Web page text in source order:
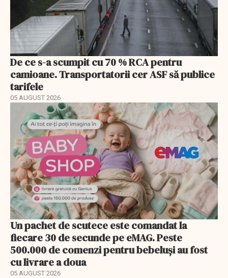
De ce s-a scumpit cu 70 % RCA pentru
camioane. Transportatorii cer ASF să publice
tarifele
05 AUGUST 2026
Un pachet de scutece este comandat la
fiecare 30 de secunde pe eMAG. Peste
500.000 de comenzi pentru bebeluși au fost
cu livrare a doua
05 AUGUST 2026